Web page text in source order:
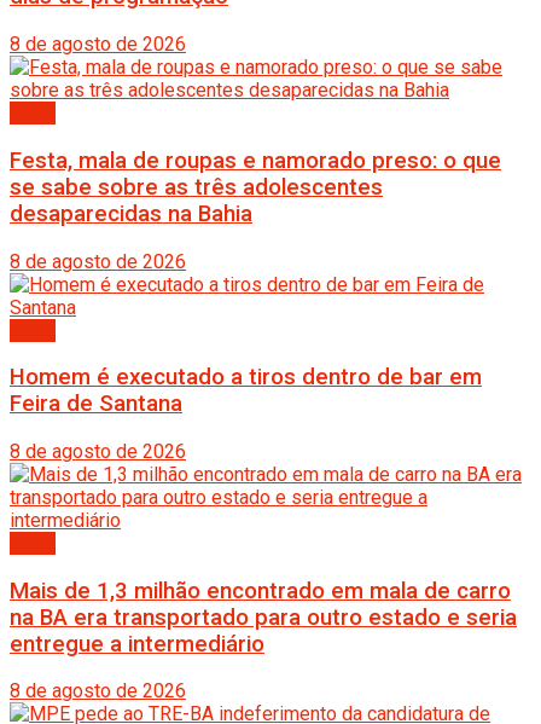
8 de agosto de 2026
Festa, mala de roupas e namorado preso: o que
se sabe sobre as três adolescentes
desaparecidas na Bahia
8 de agosto de 2026
Homem é executado a tiros dentro de bar em
Feira de Santana
8 de agosto de 2026
Mais de 1,3 milhão encontrado em mala de carro
na BA era transportado para outro estado e seria
entregue a intermediário
8 de agosto de 2026